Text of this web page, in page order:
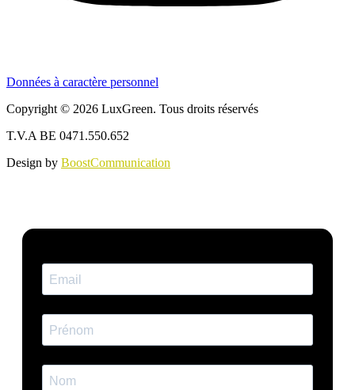
Données à caractère personnel
Copyright © 2026 LuxGreen. Tous droits réservés
T.V.A BE 0471.550.652
Design by BoostCommunication